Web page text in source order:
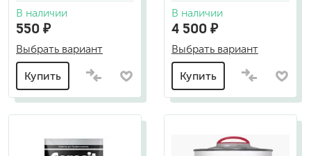
В наличии
550 ₽
Выбрать вариант
Купить
В наличии
4 500 ₽
Выбрать вариант
Купить